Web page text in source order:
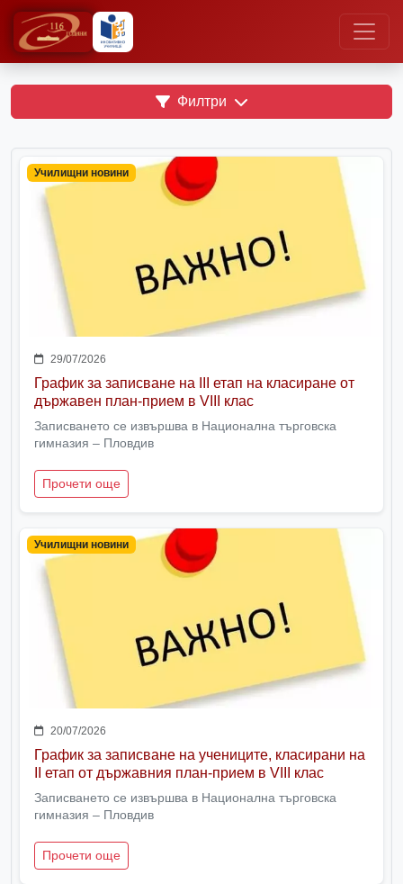
Филтри
Училищни новини
29/07/2026
График за записване на III етап на класиране от
държавен план-прием в VIII клас
Записването се извършва в Национална търговска
гимназия – Пловдив
Прочети още
Училищни новини
20/07/2026
График за записване на учениците, класирани на
II етап от държавния план-прием в VIII клас
Записването се извършва в Национална търговска
гимназия – Пловдив
Прочети още